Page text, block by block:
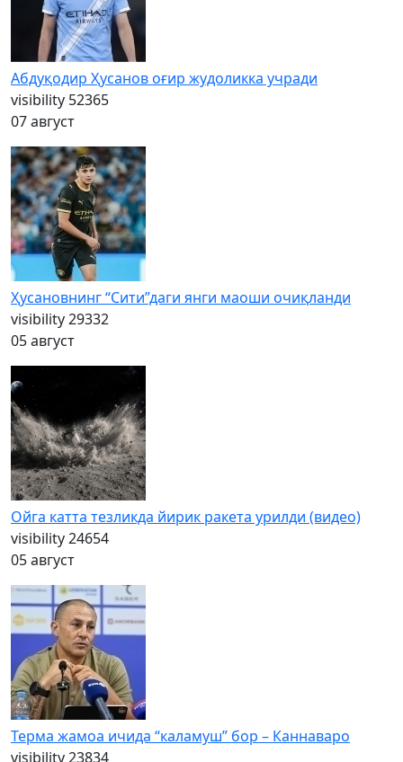
Абдуқодир Ҳусанов оғир жудоликка учради
visibility 52365
07 август
Ҳусановнинг “Сити”даги янги маоши очиқланди
visibility29332
05 август
Ойга катта тезликда йирик ракета урилди (видео)
visibility24654
05 август
Терма жамоа ичида “каламуш” бор – Каннаваро
visibility23834